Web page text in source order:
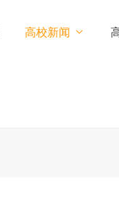
高校新闻